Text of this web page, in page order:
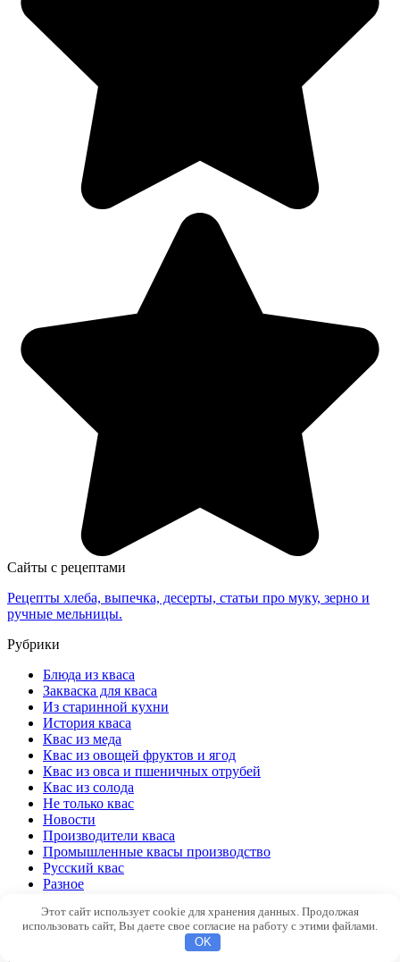
Сайты с рецептами
Рецепты хлеба, выпечка, десерты, статьи про муку, зерно и
ручные мельницы.
Рубрики
Блюда из кваса
Закваска для кваса
Из старинной кухни
История кваса
Квас из меда
Квас из овощей фруктов и ягод
Квас из овса и пшеничных отрубей
Квас из солода
Не только квас
Новости
Производители кваса
Промышленные квасы производство
Русский квас
Разное
Рецепт окрошки
Хлебный квас
Этот сайт использует cookie для хранения данных. Продолжая
использовать сайт, Вы даете свое согласие на работу с этими файлами.
OK